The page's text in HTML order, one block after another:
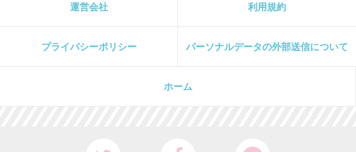
運営会社 利用規約
プライパシーポリシー パーソナルデータの外部送信について
ホーム